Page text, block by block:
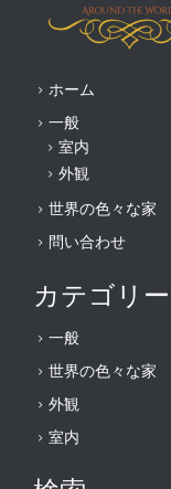
ホーム
一般
室内
外観
世界の色々な家
問い合わせ
カテゴリー
一般
世界の色々な家
外観
室内